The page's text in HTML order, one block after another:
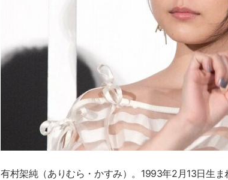
有村架純（ありむら・かすみ）。1993年2月13日生